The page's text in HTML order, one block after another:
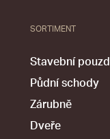
SORTIMENT
Stavební
Půdní schody
Zárubně
Dveře